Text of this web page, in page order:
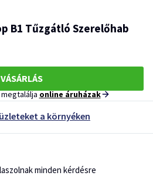
B1 Tűzgátló Szerelőhab
VÁSÁRLÁS
online áruházak
a környéken
minden kérdésre